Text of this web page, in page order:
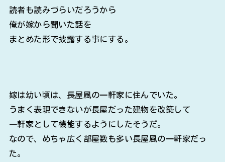
読者も読みづらいだろうから
俺が嫁から聞いた話を
まとめた形で披露する事にする。
嫁は幼い頃は、長屋風の一軒家に住んでいた。
うまく表現できないが長屋だった建物を改築して
一軒家として機能するようにしたそうだ。
なので、めちゃ広く部屋数も多い長屋風の一軒家だっ
た。